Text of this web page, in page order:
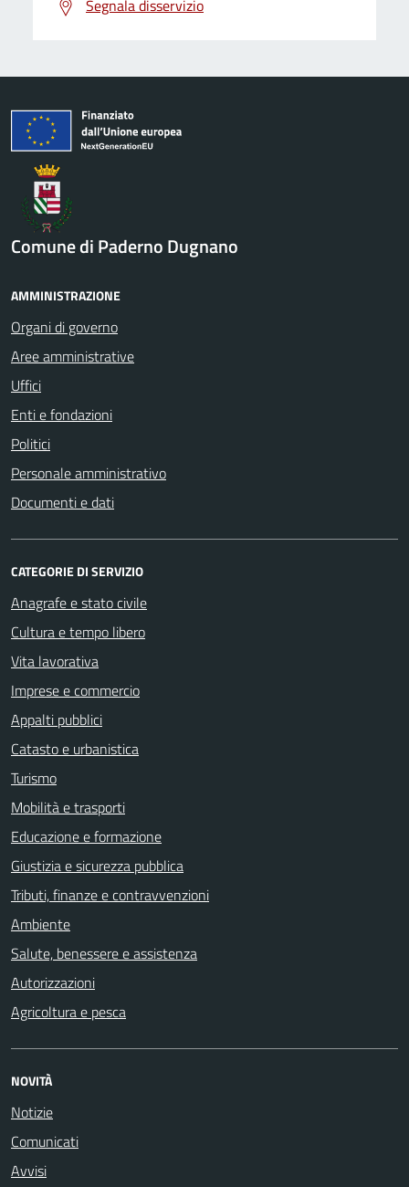
Segnala disservizio
Comune di Paderno Dugnano
AMMINISTRAZIONE
Organi di governo
Aree amministrative
Uffici
Enti e fondazioni
Politici
Personale amministrativo
Documenti e dati
CATEGORIE DI SERVIZIO
Anagrafe e stato civile
Cultura e tempo libero
Vita lavorativa
Imprese e commercio
Appalti pubblici
Catasto e urbanistica
Turismo
Mobilità e trasporti
Educazione e formazione
Giustizia e sicurezza pubblica
Tributi, finanze e contravvenzioni
Ambiente
Salute, benessere e assistenza
Autorizzazioni
Agricoltura e pesca
NOVITÀ
Notizie
Comunicati
Avvisi